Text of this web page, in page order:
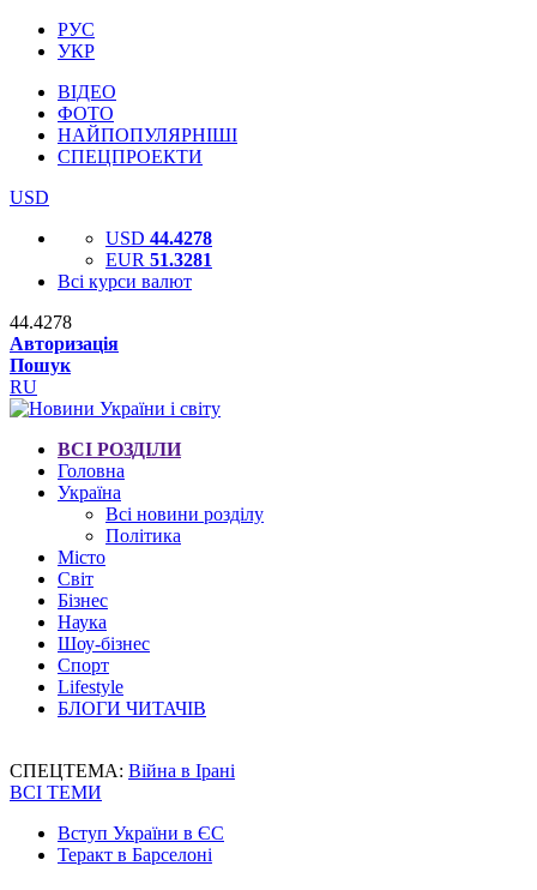
РУС
УКР
ВІДЕО
ФОТО
НАЙПОПУЛЯРНІШІ
СПЕЦПРОЕКТИ
USD
USD 44.4278
EUR 51.3281
Всі курси валют
44.4278
Авторизація
Пошук
RU
ВСІ РОЗДІЛИ
Головна
Україна
Всі новини розділу
Політика
Місто
Світ
Бізнес
Наука
Шоу-бізнес
Спорт
Lifestyle
БЛОГИ ЧИТАЧІВ
СПЕЦТЕМА: Війна в Ірані
ВСІ ТЕМИ
Вступ України в ЄС
Теракт в Барселоні